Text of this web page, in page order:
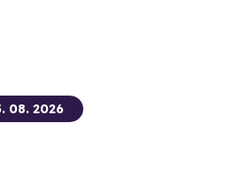
08. 2026